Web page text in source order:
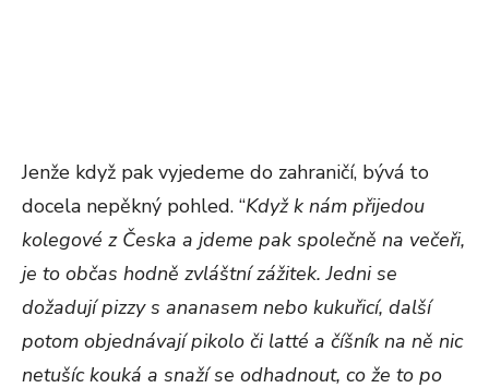
Jenže když pak vyjedeme do zahraničí, bývá to
docela nepěkný pohled. “Když k nám přijedou
kolegové z Česka a jdeme pak společně na večeři,
je to občas hodně zvláštní zážitek. Jedni se
dožadují pizzy s ananasem nebo kukuřicí, další
potom objednávají pikolo či latté a číšník na ně nic
netušíc kouká a snaží se odhadnout, co že to po